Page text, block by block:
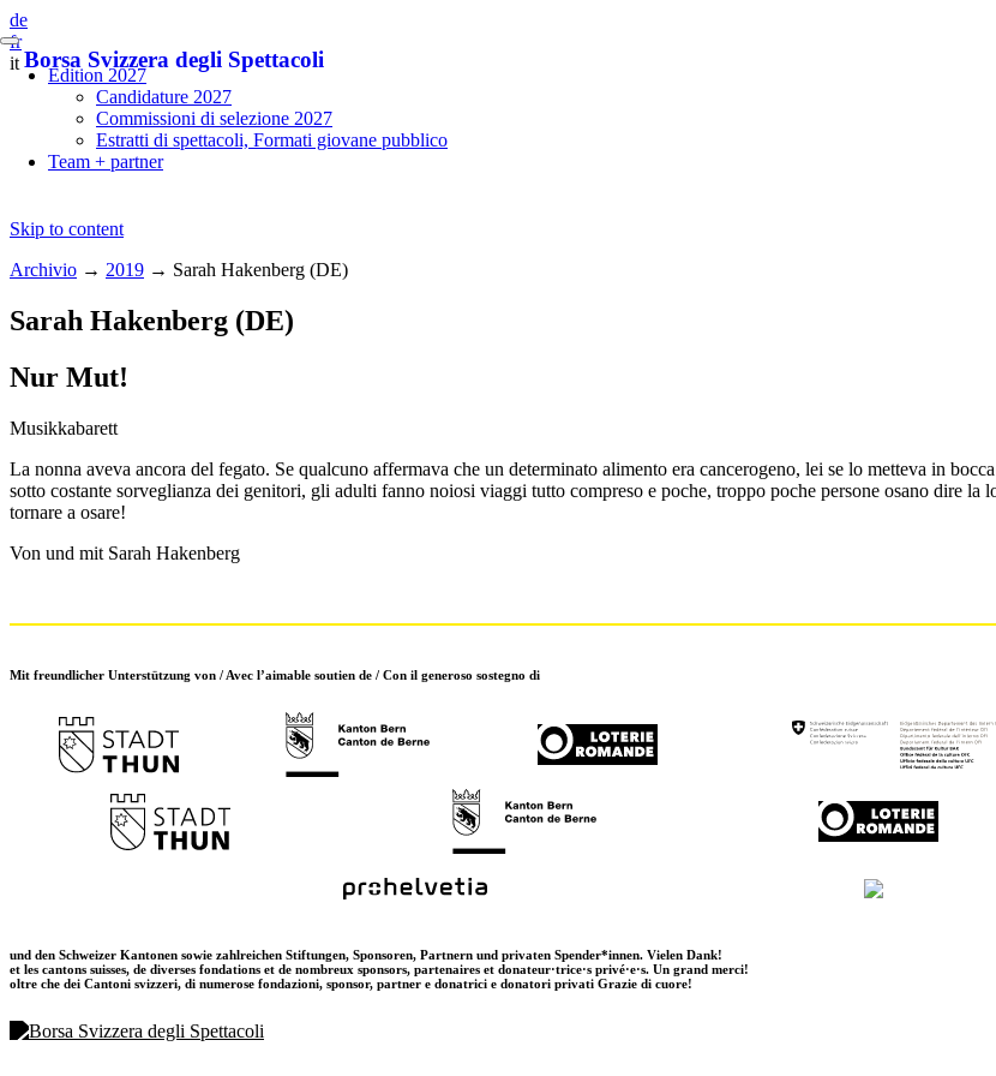
de
fr
it Borsa Svizzera degli Spettacoli
Skip to content
Edition 2027
Candidature 2027
Commissioni di selezione 2027
Estratti di spettacoli, Formati giovane pubblico
Team + partner
Archivio → 2019 → Sarah Hakenberg (DE)
Sarah Hakenberg (DE)
Nur Mut!
Musikkabarett
La nonna aveva ancora del fegato. Se qualcuno affermava che un determinato alimento era cancerogeno, lei se lo metteva in
sotto costante sorveglianza dei genitori, gli adulti fanno noiosi viaggi tutto compreso e poche, troppo poche persone osano dire
tornare a osare!
Von und mit Sarah Hakenberg
Mit freundlicher Unterstützung von / Avec l’aimable soutien de / Con il generoso sostegno di
und den Schweizer Kantonen sowie zahlreichen Stiftungen, Sponsoren, Partnern und privaten Spender*innen. Vielen Dank!
et les cantons suisses, de diverses fondations et de nombreux sponsors, partenaires et donateur·trice·s privé·e·s. Un grand merci!
oltre che dei Cantoni svizzeri, di numerose fondazioni, sponsor, partner e donatrici e donatori privati Grazie di cuore!